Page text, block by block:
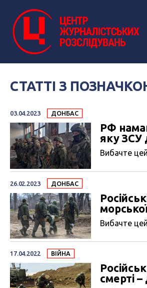
СТАТТІ З
03.04.2023 ДОНБАС
РФ
яку ЗСУ
Вибачте
26.02.2023 ДОНБАС
Вибачте
17.04.2022 ВІЙНА
смерті